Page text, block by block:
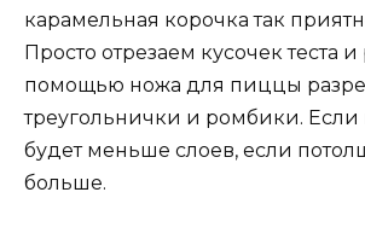
карамельная корочка так
Просто отрезаем кусочек теста
помощью ножа для пиццы
треугольнички и ромбики. Если
будет меньше слоев, если
больше.